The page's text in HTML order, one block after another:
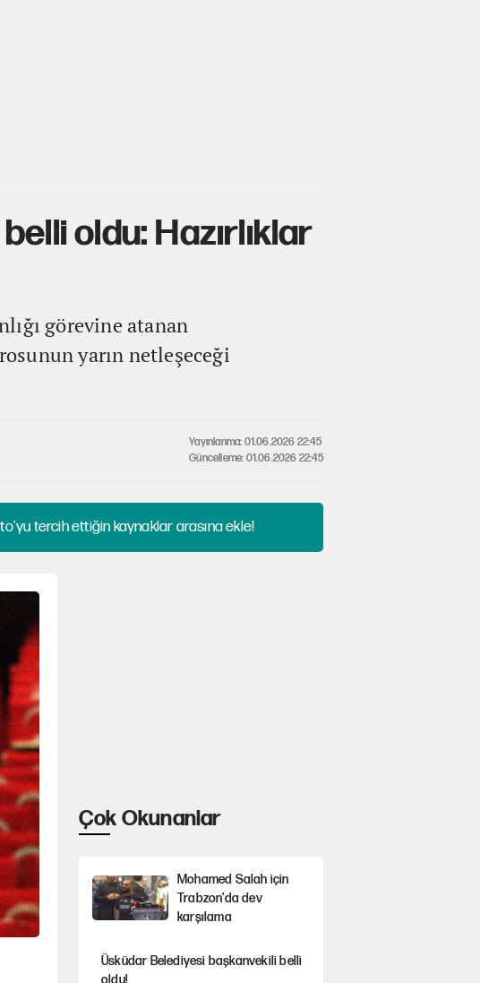
oldu: Hazırlıklar
görevine atanan
yarın netleşeceği
Yayınlanma: 01.06.2026 22:45
Güncelleme: 01.06.2026 22:45
tercih ettiğin kaynaklar arasına ekle!
Çok Okunanlar
Mohamed Salah için
Trabzon'da dev
karşılama
Üsküdar Belediyesi başkanvekili belli
oldu!